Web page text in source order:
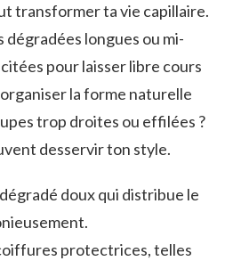
transformer ta vie capillaire.
dégradées longues ou mi-
pour laisser libre cours
la forme naturelle
trop droites ou effilées ?
desservir ton style.
doux qui distribue le
protectrices, telles